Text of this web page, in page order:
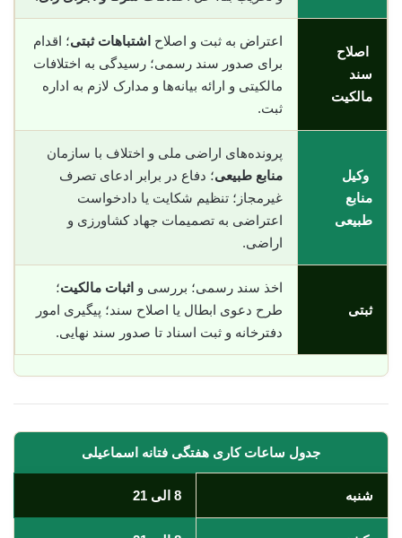
اصلاح
سند
مالکیت
اعتراض به ثبت و اصلاح اشتباهات ثبتی؛ اقدام
برای صدور سند رسمی؛ رسیدگی به اختلافات
مالکیتی و ارائه بیانه‌ها و مدارک لازم به اداره
ثبت.
وکیل
منابع
طبیعی
پرونده‌های اراضی ملی و اختلاف با سازمان
منابع طبیعی؛ دفاع در برابر ادعای تصرف
غیرمجاز؛ تنظیم شکایت یا دادخواست
اعتراضی به تصمیمات جهاد کشاورزی و
اراضی.
ثبتی
اخذ سند رسمی؛ بررسی و اثبات مالکیت؛
طرح دعوی ابطال یا اصلاح سند؛ پیگیری امور
دفترخانه و ثبت اسناد تا صدور سند نهایی.
جدول ساعات کاری هفتگی فتانه اسماعیلی
شنبه 8 الی 21